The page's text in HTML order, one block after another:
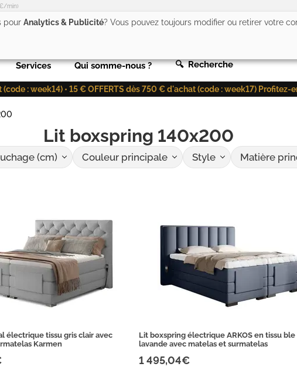
min)
Services Qui somme-nous ? 🔍 Recherche
: week14) • 15 € OFFERTS dès 750 € d'achat (code : week17) Profitez-
Lit boxspring 140x200
(cm) Couleur principale Style Matière
électrique tissu gris clair avec
Karmen
Lit boxspring électrique ARKOS en tissu ble
lavande avec matelas et surmatelas
1 495,04€
pour Analytics & Publicité? Vous pouvez toujours modifier ou retirer votre